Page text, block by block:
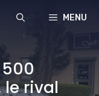
MENU
500
le rival